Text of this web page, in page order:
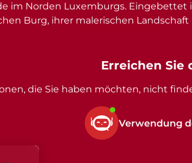
Erreichen Sie
die Sie haben möchten, nicht
Verwendung
im Norden Luxemburgs.
Burg, ihrer malerischen